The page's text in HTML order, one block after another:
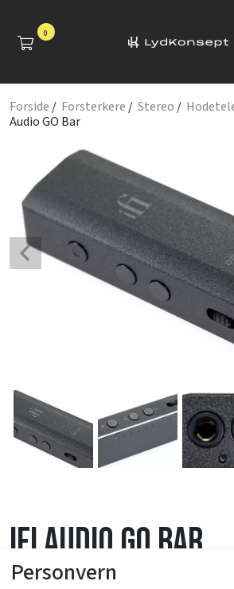
0
Forside / Forsterkere / Stereo /
Audio GO Bar
ifi Audio GO Bar
Personvern